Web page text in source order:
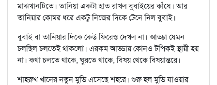
মাঝখানটিতে। তানিয়া একটা হাত রাখল বুবাইয়ের কাঁধে। আর
তানিয়ার কোমর ধরে একটু নিজের দিকে টেনে নিল বুবাই।
বুবাই বা তানিয়ার দিকে কেউ ফিরেও দেখল না। আড্ডা যেমন
চলছিল চলতেই থাকলো। এরকম আড্ডায় কোনও টপিকই স্থায়ী হয়
না। কথা চলতে থাকে, ঘুরতে থাকে, বিষয় থেকে বিষয়ান্তরে।
শাহরুখ খানের নতুন মুভি এসেছে শহরে। শুরু হল মুভি যাওয়ার